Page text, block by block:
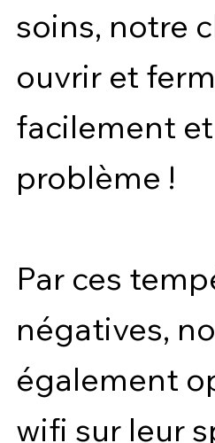
soins, notre
ouvrir et
facilement
problème !
Par ces
négatives,
également
wifi sur leur